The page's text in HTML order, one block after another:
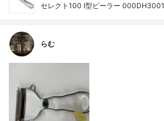
セレクト100 I型ピーラー 000DH3001
らむ